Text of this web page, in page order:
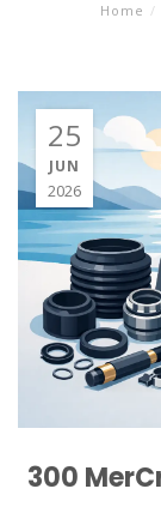
Home /
25
JUN
2026
300